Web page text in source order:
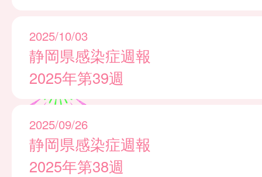
2025/10/03
静岡県感染症週報
2025年第39週
2025/09/26
静岡県感染症週報
2025年第38週